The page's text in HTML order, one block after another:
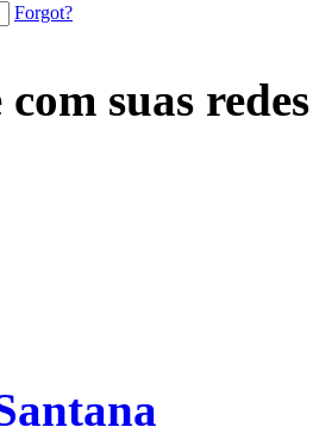
Forgot?
com suas redes